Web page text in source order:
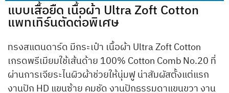
แบบเสื้อยืด เนื้อผ้า Ultra Zoft Cotton
แพทเทิร์นตัดต่อพิเศษ
ทรงสแตนดาร์ด มีกระเป๋า เนื้อผ้า Ultra Zoft Cotton
เกรดพรีเมียมใช้เส้นด้าย 100% Cotton Comb No.20 ที่
ผ่านการเจียระไนผิวผ้าช่วยให้นุ่มฟู น่าสัมผัสตั้งแต่แรก
งานปัก HD แขนซ้าย คมชัด งานปักธรรมดาแขนขวา งาน